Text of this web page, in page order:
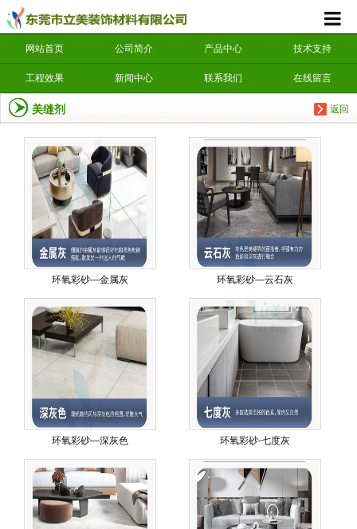
网站首页 公司简介 产品中心 技术支持
工程效果 新闻中心 联系我们 在线留言
返回
美缝剂
环氧彩砂—金属灰 环氧彩砂—云石灰
环氧彩砂—深灰色 环氧彩砂-七度灰